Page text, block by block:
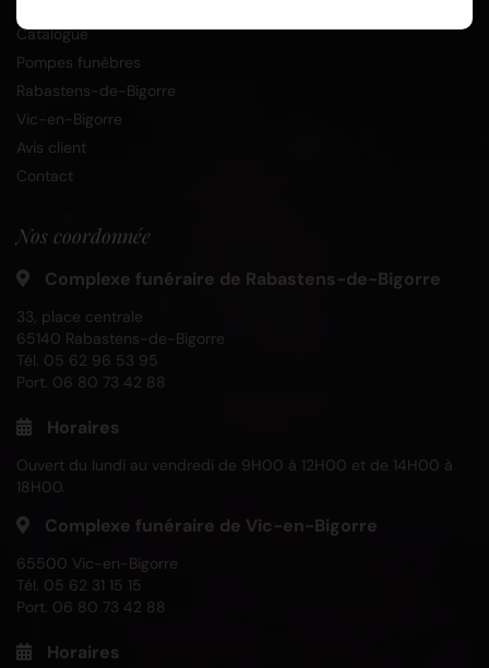
Catalogue
Pompes funèbres
Rabastens-de-Bigorre
Vic-en-Bigorre
Avis client
Contact
Nos coordonnée
Complexe funéraire de Rabastens-de-Bigorre
33, place centrale
65140 Rabastens-de-Bigorre
Tél. 05 62 96 53 95
Port. 06 80 73 42 88
Horaires
Ouvert du lundi au vendredi de 9H00 à 12H00 et de 14H00 à
18H00.
Complexe funéraire de Vic-en-Bigorre
65500 Vic-en-Bigorre
Tél. 05 62 31 15 15
Port. 06 80 73 42 88
Horaires